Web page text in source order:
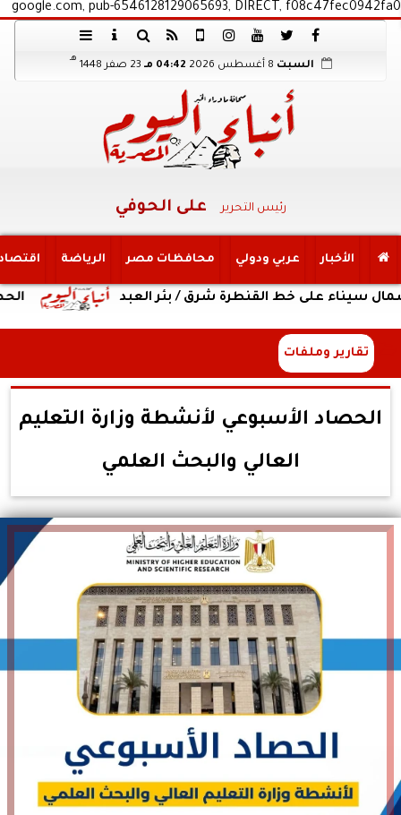
google.com, pub-6546128129065693, DIRECT, f08c47fec0942fa0
السبت 04:42 مـ 23 صفر 1448
هـ
رئيس التحرير على الحوفي
الأخبار عربي ودولي محافظات مصر الرياضة
الحصاد على خط القنطرة شرق / بئر العبد
تقارير وملفات
الحصاد الأسبوعي لأنشطة وزارة التعليم
العالي والبحث العلمي